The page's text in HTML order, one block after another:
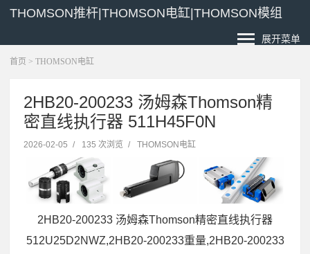
THOMSON推杆|THOMSON电缸|THOMSON模组
展开菜单
首页 > THOMSON电缸
2HB20-200233 汤姆森Thomson精
密直线执行器 511H45F0N
2026-02-05 / 135 次浏览 / THOMSON电缸
2HB20-200233 汤姆森Thomson精密直线执行器
512U25D2NWZ,2HB20-200233重量,2HB20-200233